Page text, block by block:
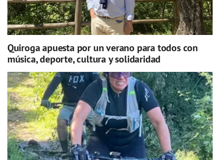
Quiroga apuesta por un verano para todos con
música, deporte, cultura y solidaridad